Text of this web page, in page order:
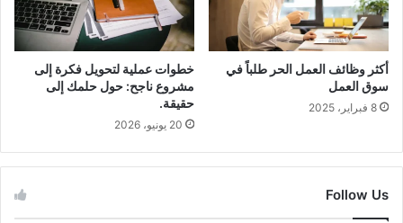
أكثر وظائف العمل الحر طلباً في
سوق العمل
8 فبراير، 2025
خطوات عملية لتحويل فكرة إلى
مشروع ناجح: حول حلمك إلى
حقيقة.
20 يونيو، 2026
Follow Us